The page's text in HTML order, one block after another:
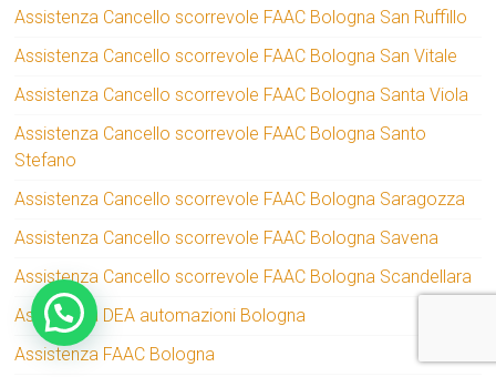
Assistenza Cancello scorrevole FAAC Bologna San Ruffillo
Assistenza Cancello scorrevole FAAC Bologna San Vitale
Assistenza Cancello scorrevole FAAC Bologna Santa Viola
Assistenza Cancello scorrevole FAAC Bologna Santo
Stefano
Assistenza Cancello scorrevole FAAC Bologna Saragozza
Assistenza Cancello scorrevole FAAC Bologna Savena
Assistenza Cancello scorrevole FAAC Bologna Scandellara
Assistenza DEA automazioni Bologna
Assistenza FAAC Bologna